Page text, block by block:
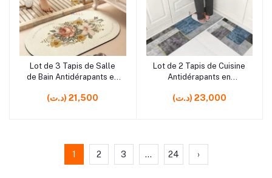
Ajouter au panier
Lot de 3 Tapis de Salle
de Bain Antidérapants en
Confort et Protection
(د.ت) 21,500
Ajouter au panier
Lot de 2 Tapis de Cuisine
Antidérapants en
et 120×40cm
(د.ت) 23,000
1 2 3 ... 24 ›